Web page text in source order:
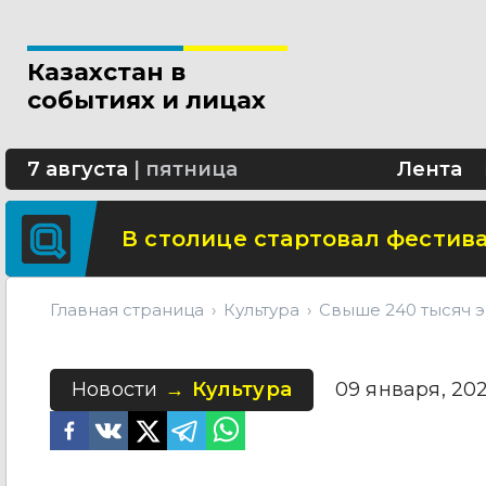
Казахстан в
событиях и лицах
7 августа пятница Лента
В Алматы благоустраивают
Сколько стоит собрать
В столице стартовал
Главная страница Культура Свыше 240 тысяч
Новости Культура 09 января,